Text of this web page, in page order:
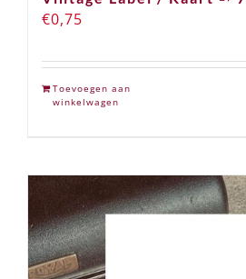
€0,75
Toevoegen aan
winkelwagen